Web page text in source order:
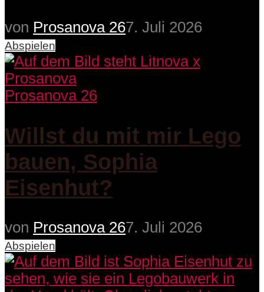
von Prosanova 267. Juli 2026
Abspielen
Prosanova 26
Willst du mit mir Lego
bauen, Sophia
Eisenhut?
von Prosanova 267. Juli 2026
Abspielen